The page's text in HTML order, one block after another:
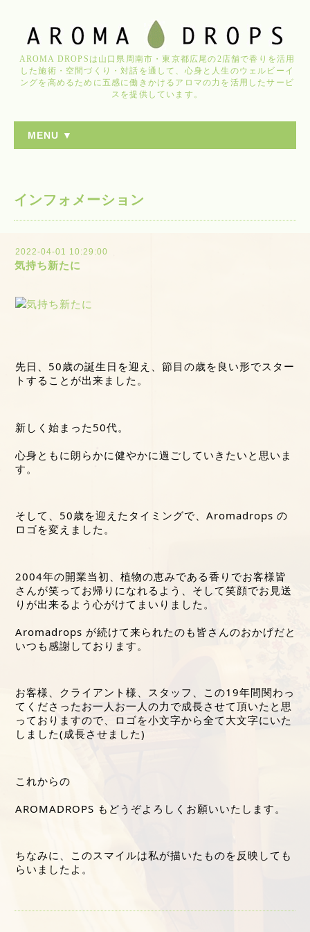
AROMA DROPSは山口県周南市・東京都広尾の2店舗で香りを活用
した施術・空間づくり・対話を通して、心身と人生のウェルビーイ
ングを高めるために五感に働きかけるアロマの力を活用したサービ
スを提供しています。
MENU ▼
インフォメーション
2022-04-01 10:29:00
気持ち新たに
先日、50歳の誕生日を迎え、節目の歳を良い形でスター
トすることが出来ました。
新しく始まった50代。
心身ともに朗らかに健やかに過ごしていきたいと思いま
す。
そして、50歳を迎えたタイミングで、Aromadrops の
ロゴを変えました。
2004年の開業当初、植物の恵みである香りでお客様皆
さんが笑ってお帰りになれるよう、そして笑顔でお見送
りが出来るよう心がけてまいりました。
Aromadrops が続けて来られたのも皆さんのおかげだと
いつも感謝しております。
お客様、クライアント様、スタッフ、この19年間関わっ
てくださったお一人お一人の力で成長させて頂いたと思
っておりますので、ロゴを小文字から全て大文字にいた
しました(成長させました)
これからの
AROMADROPS もどうぞよろしくお願いいたします。
ちなみに、このスマイルは私が描いたものを反映しても
らいましたよ。